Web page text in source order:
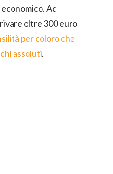
Ad
oltre 300 euro
per coloro che
assoluti.